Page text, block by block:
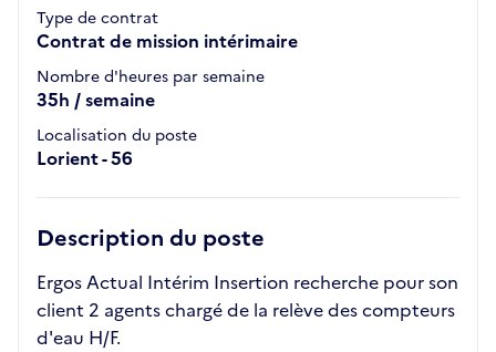
Type de contrat
Contrat de mission intérimaire
Nombre d'heures par semaine
35h / semaine
Localisation du poste
Lorient - 56
Description du poste
Ergos Actual Intérim Insertion recherche pour son
client 2 agents chargé de la relève des compteurs
d'eau H/F.